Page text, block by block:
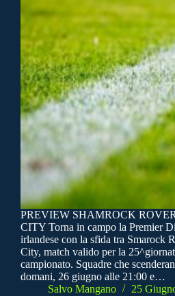
PREVIEW SHAMROCK
CITY Torna in campo la Premier
irlandese con la sfida tra Smarock
City, match valido per la
campionato. Squadre che
domani, 26 giugno alle 21:00 e…
Salvo Mangano
25